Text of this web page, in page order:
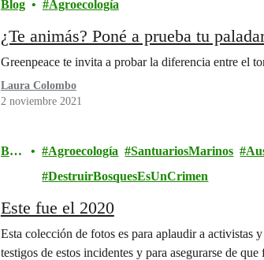
Blog Agroecología
¿Te animás? Poné a prueba tu
Greenpeace te invita a probar la diferencia entre el
Laura Colombo
2 noviembre 2021
Blo
Agroecología SantuariosMarinos
DestruirBosquesEsUnCrimen
Este fue el 2020
Esta colección de fotos es para aplaudir a activistas
testigos de estos incidentes y para asegurarse de